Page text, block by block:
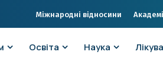
Міжнародні відносини
Освіта Наука